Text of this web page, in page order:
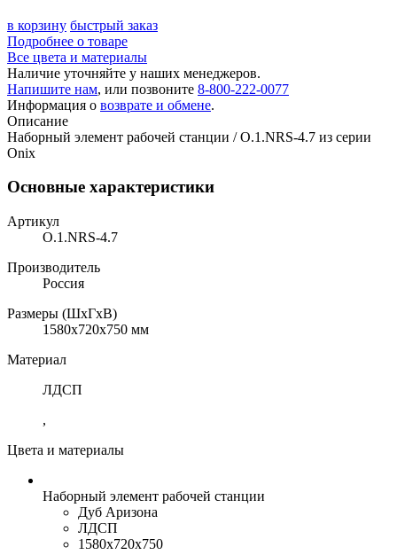
в корзину быстрый заказ
Подробнее о товаре
Все цвета и материалы
Наличие уточняйте у наших менеджеров.
Напишите нам, или позвоните 8-800-222-0077
Информация о возврате и обмене.
Описание
Наборный элемент рабочей станции / O.1.NRS-4.7 из серии
Onix
Основные характеристики
Артикул
O.1.NRS-4.7
Производитель
Россия
Размеры (ШхГхВ)
1580x720x750 мм
Материал
ЛДСП
,
Цвета и материалы
Наборный элемент рабочей станции
Дуб Аризона
ЛДСП
1580x720x750